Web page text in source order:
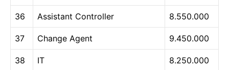
36 Assistant Controller 8.550.000
37 Change Agent 9.450.000
38 IT 8.250.000